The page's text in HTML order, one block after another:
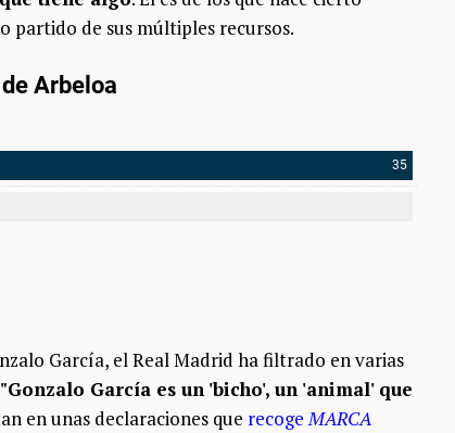
partido de sus múltiples recursos.
García, el Real Madrid ha filtrado en varias
"Gonzalo García es un 'bicho', un 'animal' que
en unas declaraciones que recogeMARCA